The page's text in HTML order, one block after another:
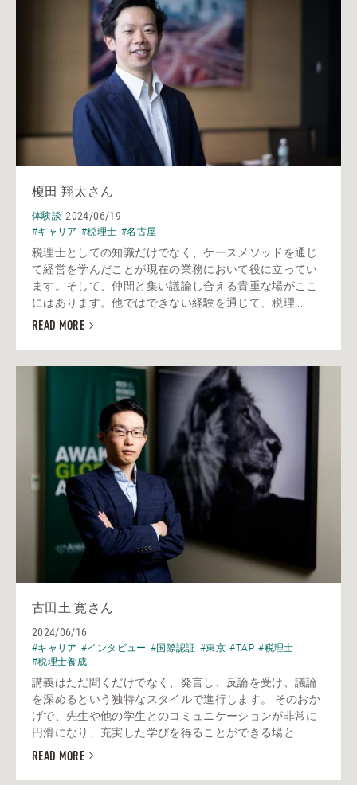
榎田 翔太さん
体験談 2024/06/19
#キャリア #税理士 #名古屋
税理士としての知識だけでなく、ケースメソッドを通じ
て経営を学んだことが現在の業務において役に立ってい
ます。そして、仲間と集い議論し合える貴重な場がここ
にはあります。他ではできない経験を通じて、税理...
READ MORE
古田土 寛さん
2024/06/16
#キャリア #インタビュー #国際認証 #東京 #TAP #税理士
#税理士養成
講義はただ聞くだけでなく、発言し、反論を受け、議論
を深めるという独特なスタイルで進行します。 そのおか
げで、先生や他の学生とのコミュニケーションが非常に
円滑になり、充実した学びを得ることができる場と...
READ MORE